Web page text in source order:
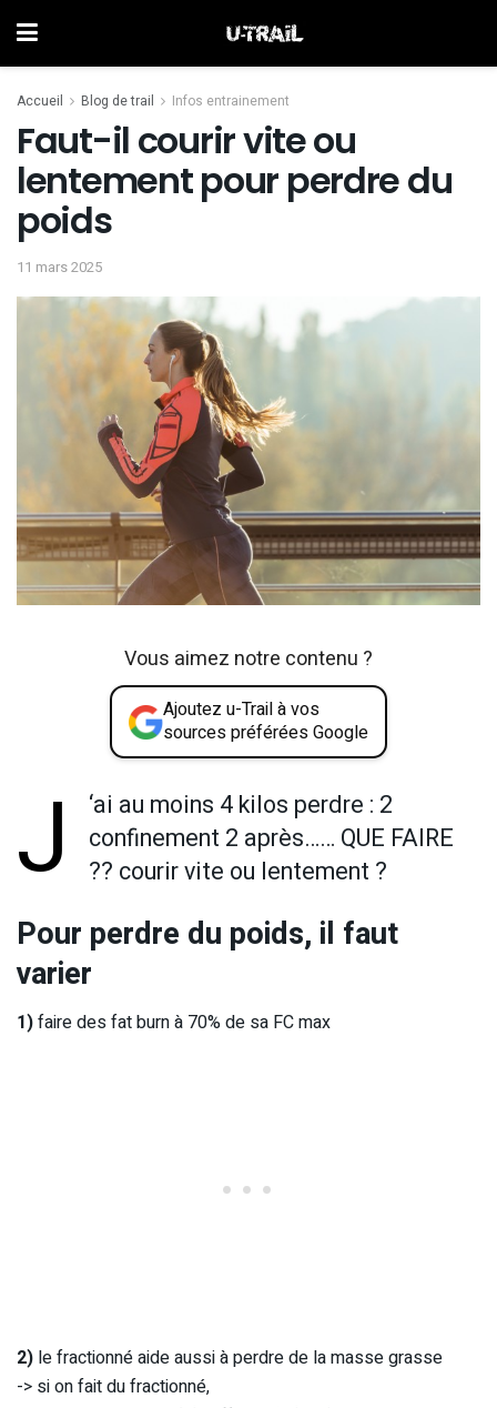
Accueil Blog de trail Infos entrainement
Faut-il courir vite ou
lentement pour perdre du
poids
11 mars 2025
Vous aimez notre contenu ?
Ajoutez u-Trail à vos
sources préférées Google
J
‘ai au moins 4 kilos perdre : 2
confinement 2 après…… QUE FAIRE
?? courir vite ou lentement ?
Pour perdre du poids, il faut
varier
1)faire des fat burn à 70% de sa FC max
2) le fractionné aide aussi à perdre de la masse grasse
-> si on fait du fractionné,